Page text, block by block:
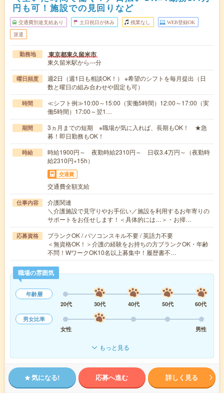
円も可！施設での見回りなど
交通費別途支給あり 土日祝日が休み 残業なし WEB登録OK
派遣
勤務地 東京都東久留米市
東久留米駅から---分
曜日頻度
週2日（週1日も相談OK！） ※希望のシフトを毎月提出（日
数と曜日の組み合わせや固定も可）
時間
≪シフト例≫10:00～15:00（実働5時間）12:00～17:00（実
働5時間）17:00～翌1…
期間
3ヵ月までの短期 ※職場が気に入れば、長期もOK！ ★急
募！即日勤務もOK！
時給
時給1900円～ 夜勤時給2310円～ 日収3.4万円～（夜勤時
給2310円×15h）
交通費
交通費全額支給
仕事内容
介護関連
＼介護施設で見守りやお手伝い／施設を利用するお年寄りの
サポートをお任せします！＜具体的には…＞・お掃…
応募資格
ブランクOK / パソコンスキル不要 / 英語力不要
＜無資格OK！＞介護の経験をお持ちの方ブランクOK・年齢
不問！WワークOK10名以上募集中！履歴書不…
職場の雰囲気
年齢層
20代
30代 40代 50代
60代
男女比率
女性
男性
もっと見る
気になる! 応募へ進む 詳しく見る